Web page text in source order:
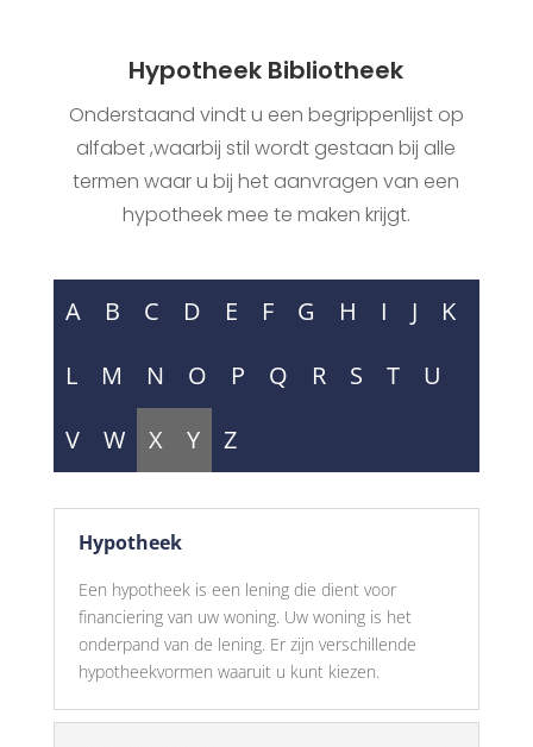
Hypotheek Bibliotheek
Onderstaand vindt u een begrippenlijst op
alfabet ,waarbij stil wordt gestaan bij alle
termen waar u bij het aanvragen van een
hypotheek mee te maken krijgt.
A B C D E F G H I J
K
L
M N O P Q R S T
U
V
W X Y Z
Hypotheek
Een hypotheek is een lening die dient voor
financiering van uw woning. Uw woning is het
onderpand van de lening. Er zijn verschillende
hypotheekvormen waaruit u kunt kiezen.